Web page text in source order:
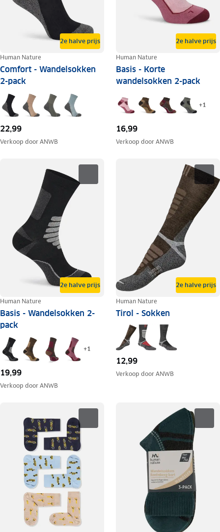
2e halve prijs
Human Nature
Comfort - Wandelsokken
2-pack
22,99
Verkoop doorANWB
2e halve prijs
Human Nature
Basis - Korte
wandelsokken 2-pack
+1
16,99
Verkoop doorANWB
2e halve prijs
Human Nature
Basis - Wandelsokken 2-
pack
+1
19,99
Verkoop doorANWB
2e halve prijs
Human Nature
Tirol - Sokken
12,99
Verkoop doorANWB